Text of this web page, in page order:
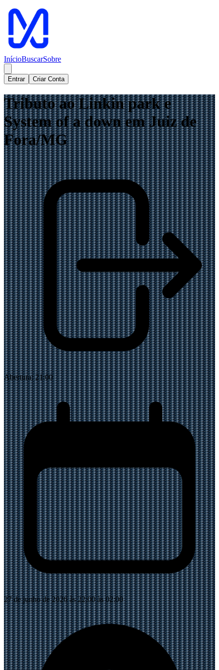
InícioBuscarSobre
Entrar Criar Conta
Tributo ao Linkin park e
System of a down em Juiz de
Fora/MG
Abertura:21:00
27 de junho de 2026 às 22:00 às 02:00